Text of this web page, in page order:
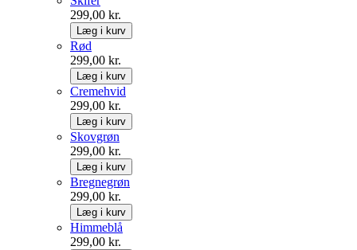
299,00 kr.
Læg i kurv
Rød
299,00 kr.
Læg i kurv
Cremehvid
299,00 kr.
Læg i kurv
Skovgrøn
299,00 kr.
Læg i kurv
Bregnegrøn
299,00 kr.
Læg i kurv
Himmeblå
299,00 kr.